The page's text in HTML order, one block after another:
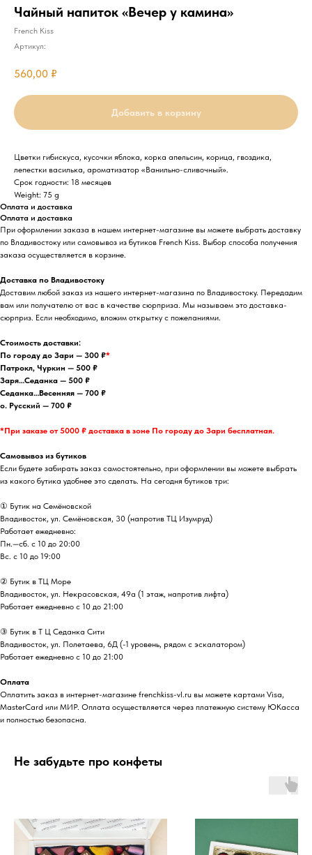
Чайный напиток «Вечер у камина»
French Kiss
Артикул:
560,00 ₽
Добавить в корзину
Цветки гибискуса, кусочки яблока, корка апельсин, корица, гвоздика,
лепестки василька, ароматизатор «Ванильно-сливочный».
Срок годности: 18 месяцев
Weight: 75 g
Оплата и доставка
Оплата и доставка
При оформлении заказа в нашем интернет-магазине вы можете выбрать доставку
по Владивостоку или самовывоз из бутиков French Kiss. Выбор способа получения
заказа осуществляется в корзине.
Доставка по Владивостоку
Доставим любой заказ из нашего интернет-магазина по Владивостоку. Передадим
вам или получателю от вас в качестве сюрприза. Мы называем это доставка-
сюрприз. Если необходимо, вложим открытку с пожеланиями.
Стоимость доставки:
По городу до Зари — 300 ₽*
Патрокл, Чуркин — 500 ₽
Заря…Седанка — 500 ₽
Седанка…Весенняя — 700 ₽
о. Русский — 700 ₽
*При заказе от 5000 ₽ доставка в зоне По городу до Зари бесплатная.
Самовывоз из бутиков
Если будете забирать заказ самостоятельно, при оформлении вы можете выбрать
из какого бутика удобнее это сделать. На сегодня бутиков три:
① Бутик на Семёновской
Владивосток, ул. Семёновская, 30 (напротив ТЦ Изумруд)
Работает ежедневно:
Пн.—сб. с 10 до 20:00
Вс. с 10 до 19:00
② Бутик в ТЦ Море
Владивосток, ул. ​Некрасовская, 49а (1 этаж, напротив лифта)
Работает ежедневно с 10 до 21:00
③ Бутик в Т Ц Седанка Сити
Владивосток, ул. Полетаева, 6Д (-1 уровень, рядом с эскалатором)
Работает ежедневно с 10 до 21:00
Оплата
Оплатить заказ в интернет-магазине frenchkiss-vl.ru вы можете картами Visa,
MasterCard или МИР. Оплата осуществляется через платежную систему ЮКасса
и полностью безопасна.
Не забудьте про конфеты